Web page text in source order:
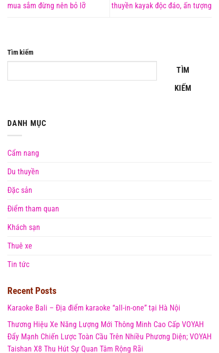
mua sắm đừng nên bỏ lỡ
thuyền kayak độc đáo, ấn tượng
Tìm kiếm
TÌM
KIẾM
DANH MỤC
Cẩm nang
Du thuyền
Đặc sản
Điểm tham quan
Khách sạn
Thuê xe
Tin tức
Recent Posts
Karaoke Bali – Địa điểm karaoke “all-in-one” tại Hà Nội
Thương Hiệu Xe Năng Lượng Mới Thông Minh Cao Cấp VOYAH
Đẩy Mạnh Chiến Lược Toàn Cầu Trên Nhiều Phương Diện; VOYAH
Taishan X8 Thu Hút Sự Quan Tâm Rộng Rãi